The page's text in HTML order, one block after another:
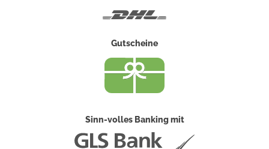
Gutscheine
Sinn-volles Banking mit